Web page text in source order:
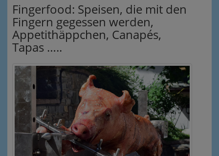
Fingerfood: Speisen, die mit den
Fingern gegessen werden,
Appetithäppchen, Canapés,
Tapas …..